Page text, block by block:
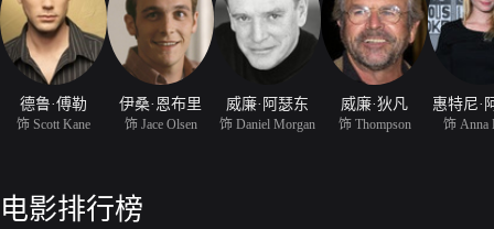
德鲁·傅勒
饰 Scott Kane
伊桑·恩布里
饰 Jace Olsen
威廉·阿瑟东
饰 Daniel Morgan
威廉·狄凡
饰 Thompson
惠特尼·
饰 Anna
电影排行榜